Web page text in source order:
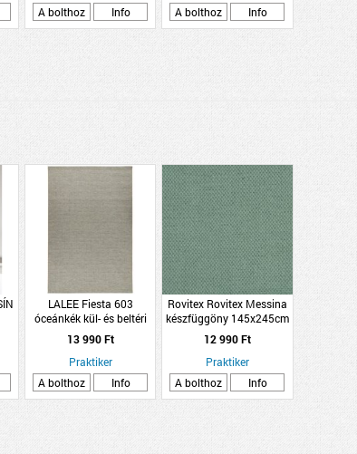
A bolthoz
Info
A bolthoz
Info
LALEE Fiesta 603
óceánkék kül- és beltéri
szőnyeg 80x150cm
13 990 Ft
Praktiker
A bolthoz
Info
Rovitex Rovitex Messina
készfüggöny 145x245cm
kétoldalas 703 menta
12 990 Ft
Praktiker
A bolthoz
Info